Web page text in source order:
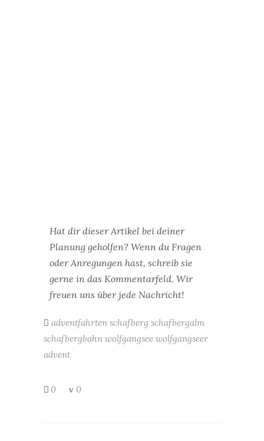
Hat dir dieser Artikel bei deiner
Planung geholfen? Wenn du Fragen
oder Anregungen hast, schreib sie
gerne in das Kommentarfeld. Wir
freuen uns über jede Nachricht!
adventfahrten schafberg schafbergalm
schafbergbahn wolfgangsee wolfgangseer
advent
0 0